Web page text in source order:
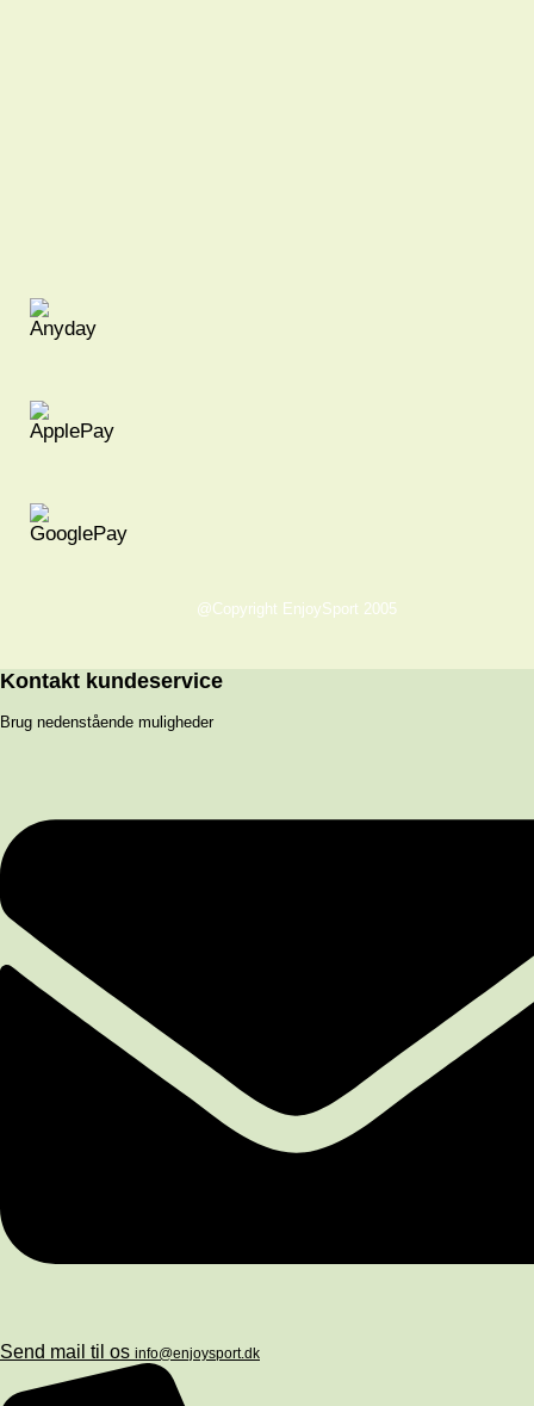
@Copyright EnjoySport 2005
Kontakt kundeservice
Brug nedenstående muligheder
Send mail til os info@enjoysport.dk